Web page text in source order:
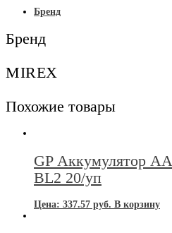
BL2
20/
Бренд
Бренд
MIREX
Похожие товары
GP Аккумулятор
BL2 20/уп
Цена: 337.57 руб. В корзину